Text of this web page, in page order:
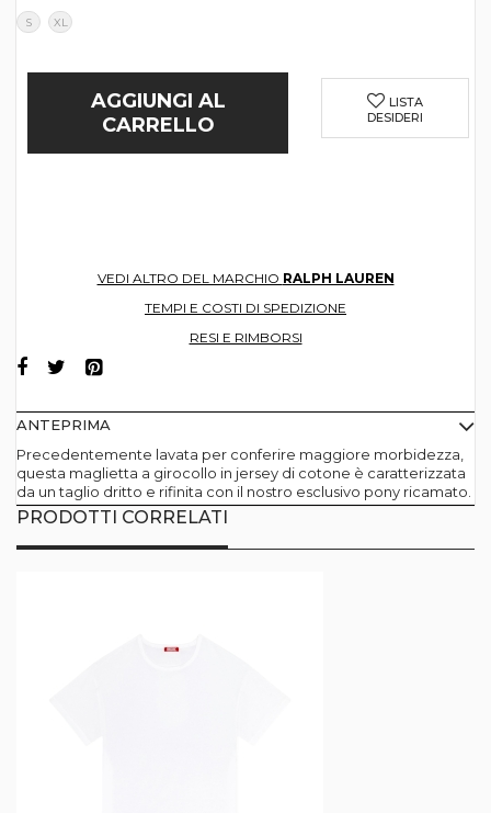
S XL
AGGIUNGI AL
CARRELLO
LISTA
DESIDERI
VEDI ALTRO DEL MARCHIO RALPH LAUREN
TEMPI E COSTI DI SPEDIZIONE
RESI E RIMBORSI
ANTEPRIMA
Precedentemente lavata per conferire maggiore morbidezza,
questa maglietta a girocollo in jersey di cotone è caratterizzata
da un taglio dritto e rifinita con il nostro esclusivo pony ricamato.
PRODOTTI CORRELATI